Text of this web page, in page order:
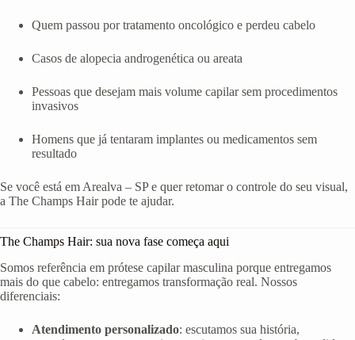
Quem passou por tratamento oncológico e perdeu cabelo
Casos de alopecia androgenética ou areata
Pessoas que desejam mais volume capilar sem procedimentos
invasivos
Homens que já tentaram implantes ou medicamentos sem
resultado
Se você está em Arealva – SP e quer retomar o controle do seu visual,
a The Champs Hair pode te ajudar.
The Champs Hair: sua nova fase começa aqui
Somos referência em prótese capilar masculina porque entregamos
mais do que cabelo: entregamos transformação real. Nossos
diferenciais:
Atendimento personalizado: escutamos sua história,